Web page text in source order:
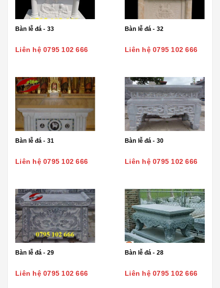
Bàn lễ đá - 33
Liên hệ 0795 102 666
Bàn lễ đá - 32
Liên hệ 0795 102 666
Bàn lễ đá - 31
Liên hệ 0795 102 666
Bàn lễ đá - 30
Liên hệ 0795 102 666
Bàn lễ đá - 29
Liên hệ 0795 102 666
Bàn lễ đá - 28
Liên hệ 0795 102 666